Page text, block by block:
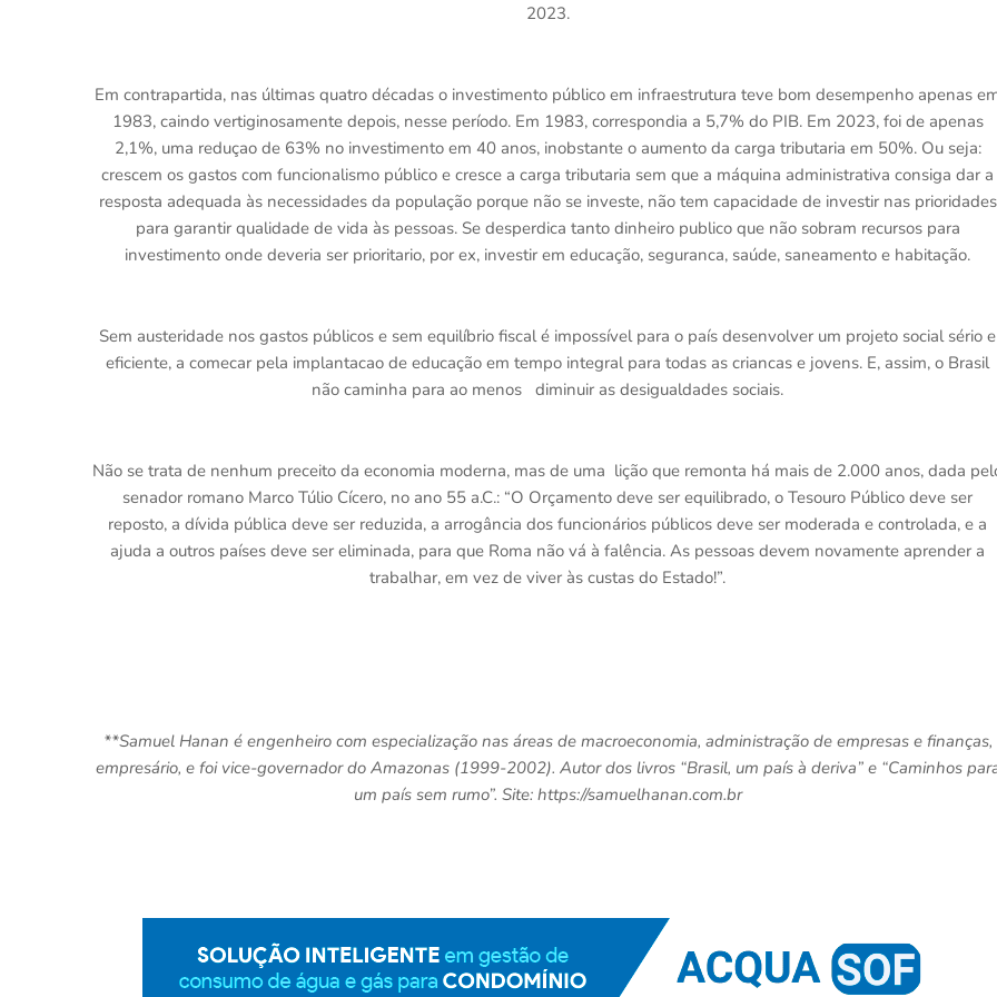
2023.
Em contrapartida, nas últimas quatro décadas o investimento público em infraestrutura teve bom desempenho apenas
1983, caindo vertiginosamente depois, nesse período. Em 1983, correspondia a 5,7% do PIB. Em 2023, foi de apenas
2,1%, uma reduçao de 63% no investimento em 40 anos, inobstante o aumento da carga tributaria em 50%. Ou seja:
crescem os gastos com funcionalismo público e cresce a carga tributaria sem que a máquina administrativa consiga dar a
resposta adequada às necessidades da população porque não se investe, não tem capacidade de investir nas prioridades
para garantir qualidade de vida às pessoas. Se desperdica tanto dinheiro publico que não sobram recursos para
investimento onde deveria ser prioritario, por ex, investir em educação, seguranca, saúde, saneamento e habitação.
Sem austeridade nos gastos públicos e sem equilíbrio fiscal é impossível para o país desenvolver um projeto social sério e
eficiente, a comecar pela implantacao de educação em tempo integral para todas as criancas e jovens. E, assim, o Brasil
não caminha para ao menos diminuir as desigualdades sociais.
Não se trata de nenhum preceito da economia moderna, mas de uma lição que remonta há mais de 2.000 anos, dada
senador romano Marco Túlio Cícero, no ano 55 a.C.: “O Orçamento deve ser equilibrado, o Tesouro Público deve ser
reposto, a dívida pública deve ser reduzida, a arrogância dos funcionários públicos deve ser moderada e controlada, e a
ajuda a outros países deve ser eliminada, para que Roma não vá à falência. As pessoas devem novamente aprender a
trabalhar, em vez de viver às custas do Estado!”.
**Samuel Hanan é engenheiro com especialização nas áreas de macroeconomia, administração de empresas e finanças,
empresário, e foi vice-governador do Amazonas (1999-2002). Autor dos livros “Brasil, um país à deriva” e “Caminhos
um país sem rumo”. Site: https://samuelhanan.com.br